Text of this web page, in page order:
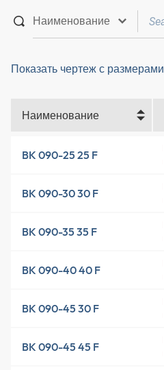
Показать чертеж с размерами
Наименование
BK 090-25 25 F
BK 090-30 30 F
BK 090-35 35 F
BK 090-40 40 F
BK 090-45 30 F
BK 090-45 45 F